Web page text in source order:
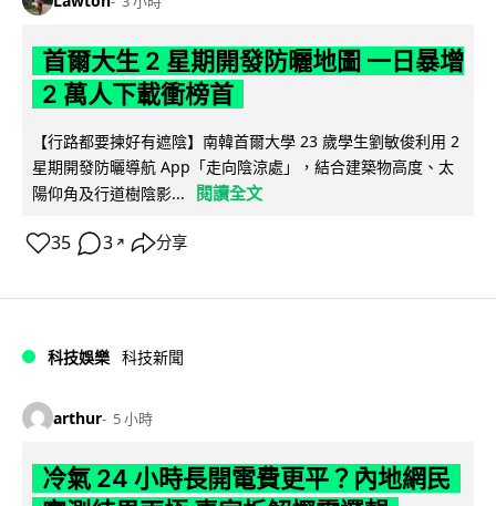
首爾大生 2 星期開發防曬地圖 一日暴增
2 萬人下載衝榜首
【行路都要揀好有遮陰】南韓首爾大學 23 歲學生劉敏俊利用 2
星期開發防曬導航 App「走向陰涼處」，結合建築物高度、太
陽仰角及行道樹陰影...
閱讀全文
35 3 ↗ 分享
科技娛樂 科技新聞
arthur 5 小時
冷氣 24 小時長開電費更平？內地網民